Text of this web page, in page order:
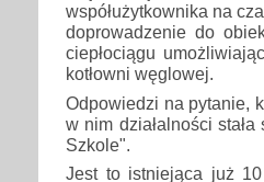
współużytkownika na
doprowadzenie do
ciepłociągu
kotłowni węglowej.
Odpowiedzi na pytanie,
w nim działalności
Szkole".
Jest to istniejąca już